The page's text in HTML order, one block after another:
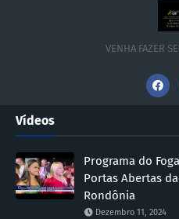
VENHA FAZER
Vídeos
Programa do
Portas Abertas
Rondônia
Dezembro 11, 2024